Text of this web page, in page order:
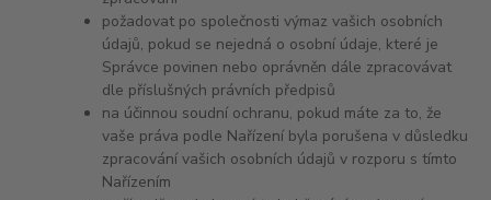
požadovat po společnosti výmaz vašich osobních
údajů, pokud se nejedná o osobní údaje, které je
Správce povinen nebo oprávněn dále zpracovávat
dle příslušných právních předpisů
na účinnou soudní ochranu, pokud máte za to, že
vaše práva podle Nařízení byla porušena v důsledku
zpracování vašich osobních údajů v rozporu s tímto
Nařízením